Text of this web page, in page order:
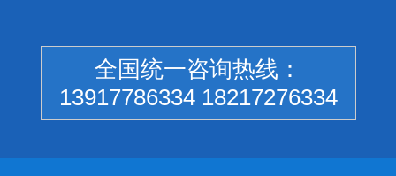
全国统一咨询热线：
13917786334 18217276334